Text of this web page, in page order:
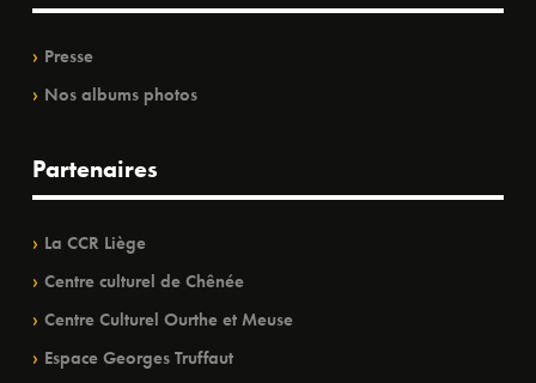
Presse
Nos albums photos
Partenaires
La CCR Liège
Centre culturel de Chênée
Centre Culturel Ourthe et Meuse
Espace Georges Truffaut